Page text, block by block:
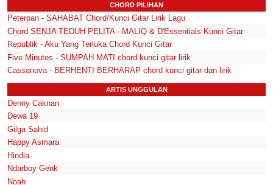
CHORD PILIHAN
Peterpan - SAHABAT Chord/Kunci Gitar Lirik Lagu
Chord SENJA TEDUH PELITA - MALIQ & D'Essentials Kunci Gitar
Republik - Aku Yang Terluka Chord Kunci Gitar
Five Minutes - SUMPAH MATI chord kunci gitar lirik
Cassanova - BERHENTI BERHARAP chord kunci gitar dan lirik
ARTIS UNGGULAN
Denny Caknan
Dewa 19
Gilga Sahid
Happy Asmara
Hindia
Ndarboy Genk
Noah